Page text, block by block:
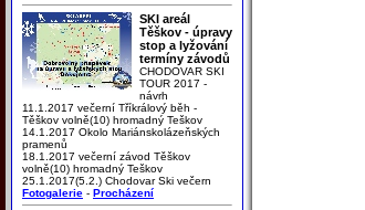
SKI areál
Těškov - úpravy
stop a lyžování
termíny závodů
CHODOVAR SKI
TOUR 2017 -
návrh
11.1.2017 večerní Tříkrálový běh -
Těškov volně(10) hromadný Teškov
14.1.2017 Okolo Mariánskolázeňských
pramenů
18.1.2017 večerní závod Těškov
volně(10) hromadný Teškov
25.1.2017(5.2.) Chodovar Ski večern
Fotogalerie - Procházení